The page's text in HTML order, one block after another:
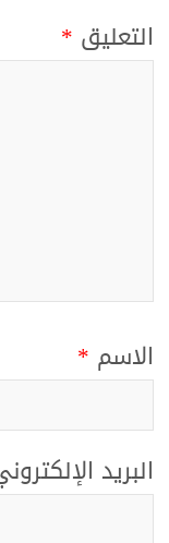
التعليق *
الاسم *
البريد